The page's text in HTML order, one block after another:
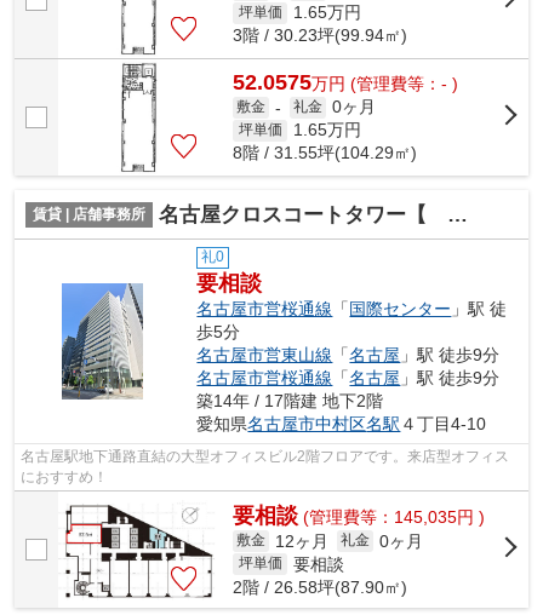
坪単価 1.65万円
3階 / 30.23坪(99.94㎡)
52.0575万円 (管理費等：- )
敷金 - 礼金 0ヶ月
坪単価 1.65万円
8階 / 31.55坪(104.29㎡)
賃貸 | 店舗事務所 名古屋クロスコートタワー【 オフィスおすすめ 】
礼0
要相談
名古屋市営桜通線 「国際センター 」駅 徒
歩5分
名古屋市営東山線 「名古屋 」駅 徒歩9分
名古屋市営桜通線 「名古屋 」駅 徒歩9分
築14年 / 17階建 地下2階
愛知県名古屋市中村区名駅 ４丁目4-10
名古屋駅地下通路直結の大型オフィスビル2階フロアです。来店型オフィス
におすすめ！
要相談 (管理費等：145,035円 )
敷金 12ヶ月 礼金 0ヶ月
坪単価
要相談
2階 / 26.58坪(87.90㎡)